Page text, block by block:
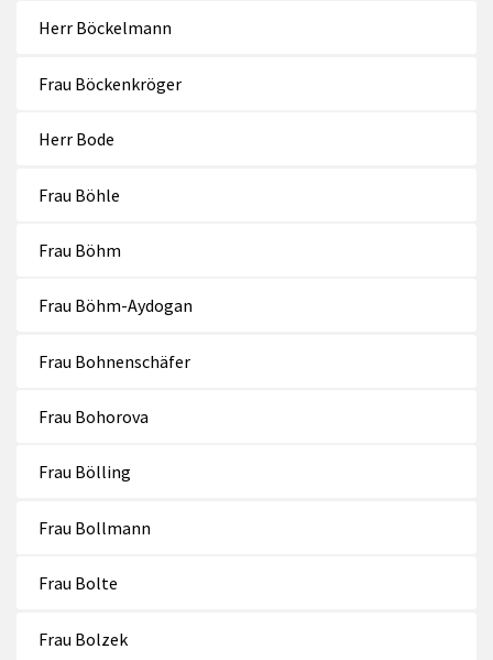
Herr Böckelmann
Frau Böckenkröger
Herr Bode
Frau Böhle
Frau Böhm
Frau Böhm-Aydogan
Frau Bohnenschäfer
Frau Bohorova
Frau Bölling
Frau Bollmann
Frau Bolte
Frau Bolzek